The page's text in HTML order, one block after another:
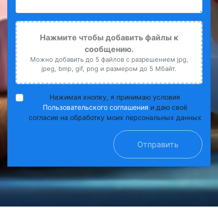
Нажмите чтобы добавить файлы к
сообщению.
Можно добавить до 5 файлов с разрешением jpg,
jpeg, bmp, gif, png и размером до 5 Мбайт.
Нажимая кнопку, я принимаю условия
Пользовательского соглашения и даю своё
согласие на обработку моих персональных данных
Отправить